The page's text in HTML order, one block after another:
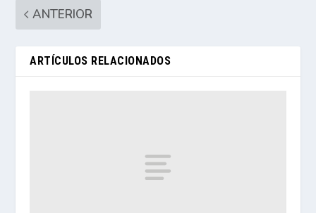
ANTERIOR
ARTÍCULOS RELACIONADOS